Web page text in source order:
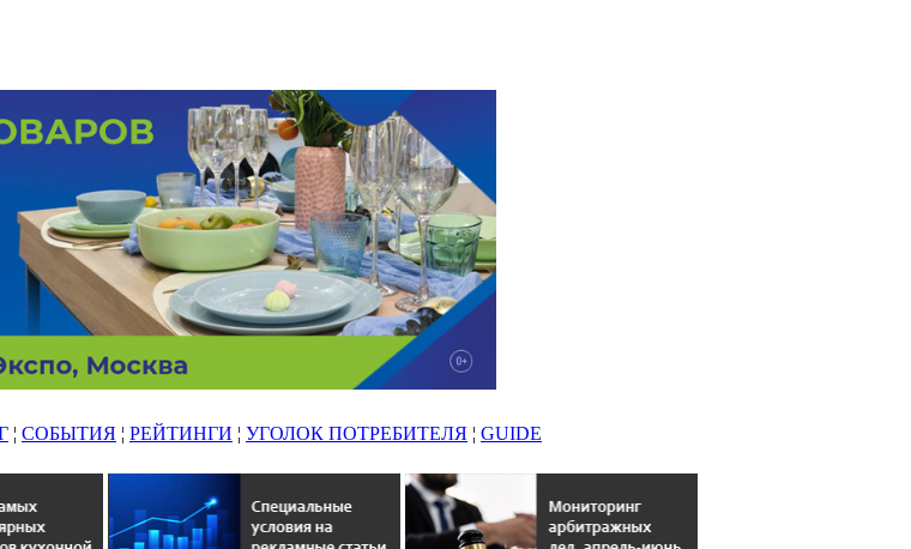
¦ СОБЫТИЯ ¦ РЕЙТИНГИ ¦ УГОЛОК ПОТРЕБИТЕЛЯ ¦ GUIDE